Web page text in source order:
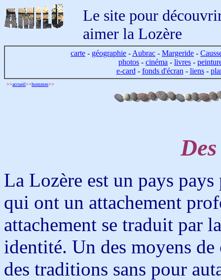
Le site pour
aimer la Lozère
carte - géographie - Aubrac - Margeride -
photos - cinéma - livres -
e-card - fonds d'écran - liens-
>>accueil>>hommes>>
La Lozère est un pays
qui ont un attachement
attachement se traduit par
identité. Un des moyens de
des traditions sans pour